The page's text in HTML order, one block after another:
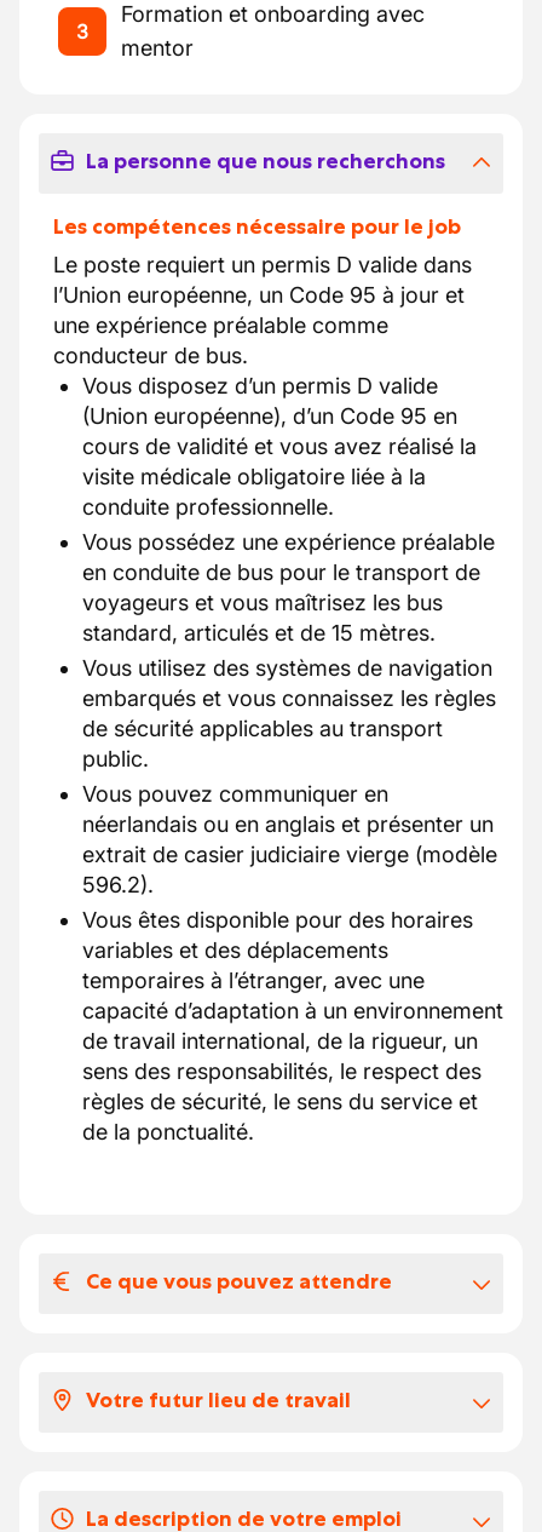
3
Formation et onboarding avec
mentor
La personne que nous recherchons
Les compétences nécessaire pour le job
Le poste requiert un permis D valide dans
l’Union européenne, un Code 95 à jour et
une expérience préalable comme
conducteur de bus.
Vous disposez d’un permis D valide
(Union européenne), d’un Code 95 en
cours de validité et vous avez réalisé la
visite médicale obligatoire liée à la
conduite professionnelle.
Vous possédez une expérience préalable
en conduite de bus pour le transport de
voyageurs et vous maîtrisez les bus
standard, articulés et de 15 mètres.
Vous utilisez des systèmes de navigation
embarqués et vous connaissez les règles
de sécurité applicables au transport
public.
Vous pouvez communiquer en
néerlandais ou en anglais et présenter un
extrait de casier judiciaire vierge (modèle
596.2).
Vous êtes disponible pour des horaires
variables et des déplacements
temporaires à l’étranger, avec une
capacité d’adaptation à un environnement
de travail international, de la rigueur, un
sens des responsabilités, le respect des
règles de sécurité, le sens du service et
de la ponctualité.
Ce que vous pouvez attendre
Selon votre expérience, votre salaire se
Votre futur lieu de travail
La description de votre emploi